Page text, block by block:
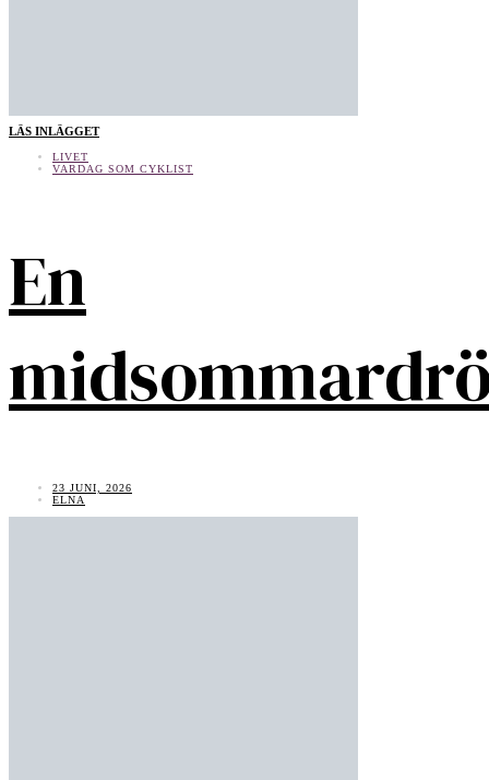
LÄS INLÄGGET
LIVET
VARDAG SOM CYKLIST
En
23 JUNI, 2026
ELNA